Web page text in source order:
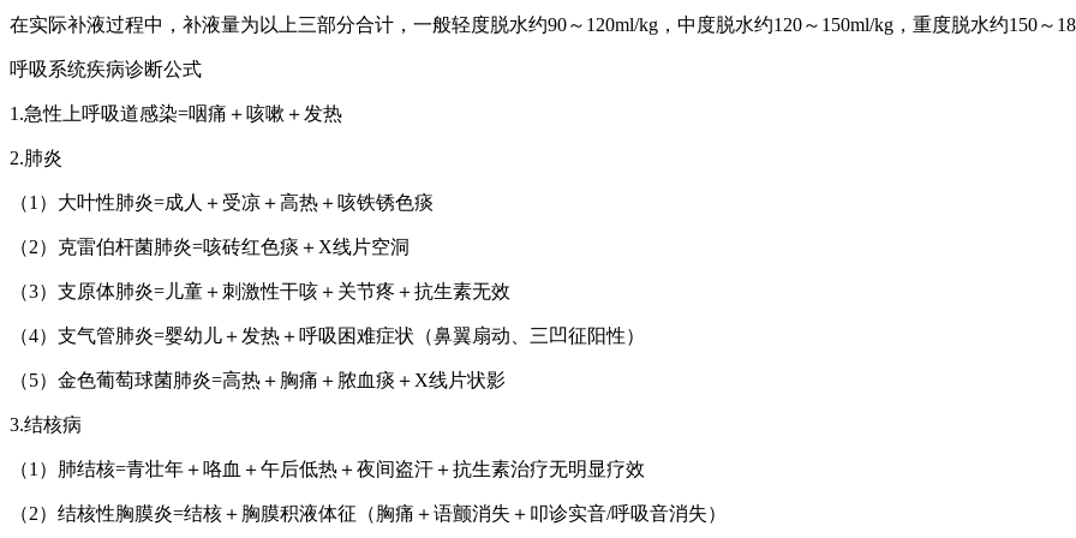
在实际补液过程中，补液量为以上三部分合计，一般轻度脱水约90～120ml/kg，中度脱水约120～150ml/kg，重度脱水约150～
呼吸系统疾病诊断公式
1.急性上呼吸道感染=咽痛＋咳嗽＋发热
2.肺炎
（1）大叶性肺炎=成人＋受凉＋高热＋咳铁锈色痰
（2）克雷伯杆菌肺炎=咳砖红色痰＋X线片空洞
（3）支原体肺炎=儿童＋刺激性干咳＋关节疼＋抗生素无效
（4）支气管肺炎=婴幼儿＋发热＋呼吸困难症状（鼻翼扇动、三凹征阳性）
（5）金色葡萄球菌肺炎=高热＋胸痛＋脓血痰＋X线片状影
3.结核病
（1）肺结核=青壮年＋咯血＋午后低热＋夜间盗汗＋抗生素治疗无明显疗效
（2）结核性胸膜炎=结核＋胸膜积液体征（胸痛＋语颤消失＋叩诊实音/呼吸音消失）